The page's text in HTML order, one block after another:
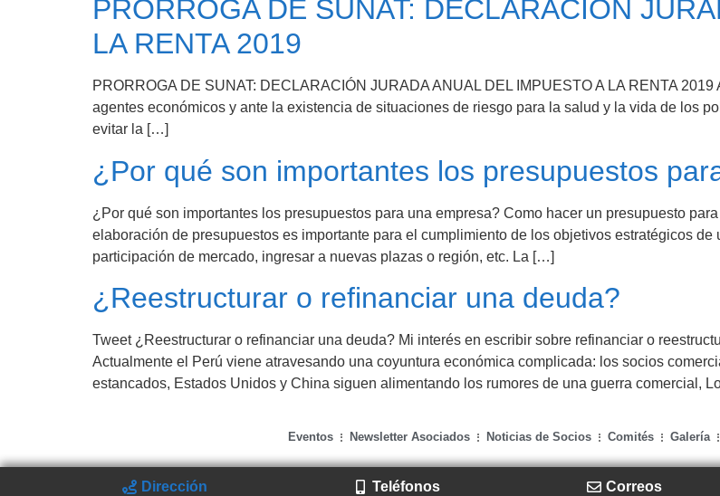
PRORROGA DE SUNAT: DECLARACIÓN
LA RENTA 2019
PRORROGA DE SUNAT: DECLARACIÓN JURADA ANUAL DEL IMPUESTO A LA RENTA
agentes económicos y ante la existencia de situaciones de riesgo para la salud y la vida de los
evitar la […]
¿Por qué son importantes los presupuestos
¿Por qué son importantes los presupuestos para una empresa? Como hacer un presupuesto
elaboración de presupuestos es importante para el cumplimiento de los objetivos estratégicos
participación de mercado, ingresar a nuevas plazas o región, etc. La […]
¿Reestructurar o refinanciar una deuda?
Tweet ¿Reestructurar o refinanciar una deuda? Mi interés en escribir sobre refinanciar o
Actualmente el Perú viene atravesando una coyuntura económica complicada: los socios
estancados, Estados Unidos y China siguen alimentando los rumores de una guerra comercial,
Eventos Newsletter Asociados Noticias de Socios Comités Galería
Dirección Teléfonos Correos